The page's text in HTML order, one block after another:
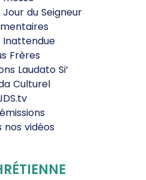
Jour du Seigneur
Inattendue
Frères
Laudato Si’
Culturel
nos vidéos